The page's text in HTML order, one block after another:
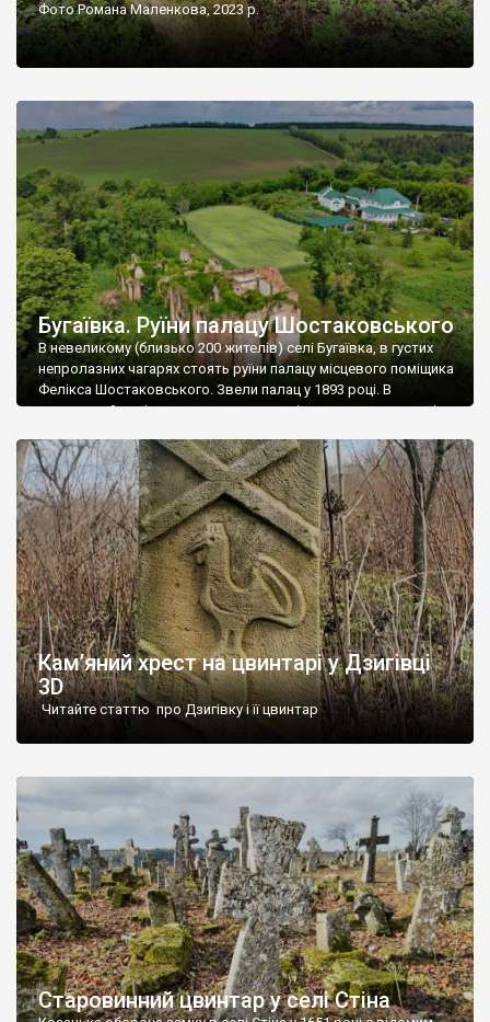
Фото Романа Маленкова, 2023 р.
Бугаївка. Руїни палацу Шостаковського
В невеликому (близько 200 жителів) селі Бугаївка, в густих
непролазних чагарях стоять руїни палацу місцевого поміщика
Фелікса Шостаковського. Звели палац у 1893 році. В
радянський період у ньому спочатку містилася школа, потім
століття тут розмістили туберкульозну лікарню. Коли із
палацу виїхала лікарня – ми точно не […]
Кам’яний хрест на цвинтарі у Дзигівці
3D
Читайте статтю про Дзигівку і її цвинтар
Старовинний цвинтар у селі Стіна